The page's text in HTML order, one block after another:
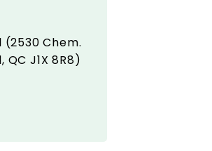
(2530 Chem.
J1X 8R8)